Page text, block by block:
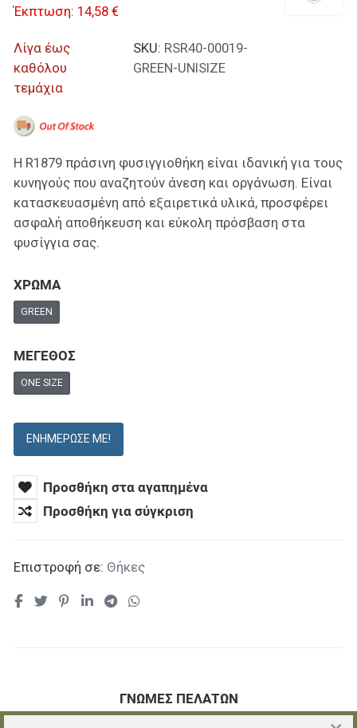
Έκπτωση: 14,58 €
Λίγα έως
καθόλου
τεμάχια
SKU: RSR40-00019-
GREEN-UNISIZE
Η R1879 πράσινη φυσιγγιοθήκη είναι ιδανική για τους
κυνηγούς που αναζητούν άνεση και οργάνωση. Είναι
κατασκευασμένη από εξαιρετικά υλικά, προσφέρει
ασφαλή αποθήκευση και εύκολη πρόσβαση στα
φυσίγγια σας.
ΧΡΩΜΑ
GREEN
ΜΕΓΕΘΟΣ
ONE SIZE
ΕΝΗΜΈΡΩΣΕ ΜΕ!
Προσθήκη στα αγαπημένα
Προσθήκη για σύγκριση
Επιστροφή σε: Θήκες
ΓΝΏΜΕΣ ΠΕΛΑΤΏΝ